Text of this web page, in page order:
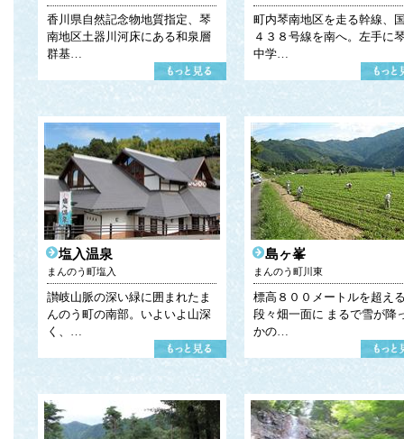
香川県自然記念物地質指定、琴
南地区土器川河床にある和泉層
群基…
町内琴南地区を走る幹線、
４３８号線を南へ。左手に
中学…
塩入温泉
まんのう町塩入
讃岐山脈の深い緑に囲まれたま
んのう町の南部。いよいよ山深
く、…
島ヶ峯
まんのう町川東
標高８００メートルを超え
段々畑一面に まるで雪が降
かの…